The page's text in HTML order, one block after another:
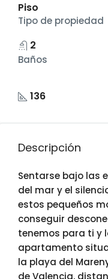
Piso
Tipo de propiedad
2
Baños
136
Descripción
Sentarse bajo las
del mar y el
estos pequeños
conseguir
tenemos para ti y
apartamento
la playa del
de Valencia,